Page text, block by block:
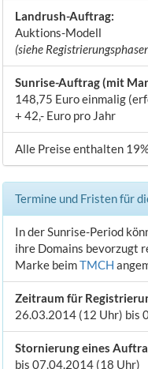
Landrush-Auftrag:
Auktions-Modell
(siehe
Sunrise-Auftrag (mit
148,75 Euro einmalig
+ 42,- Euro pro Jahr
Alle Preise enthalten
Termine und Fristen für
In der Sunrise-Period
ihre Domains bevorzugt
Marke beimTMCH
Zeitraum für
26.03.2014 (12 Uhr) bis
Stornierung eines
bis 07.04.2014 (18 Uhr)